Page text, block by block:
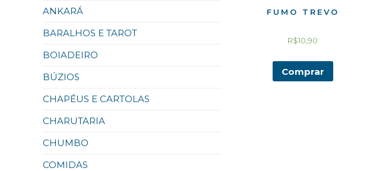
ANKARÁ
BARALHOS E TAROT
BOIADEIRO
BÚZIOS
CHAPÉUS E CARTOLAS
CHARUTARIA
CHUMBO
COMIDAS
FUMO TREVO
R$10,90
Comprar